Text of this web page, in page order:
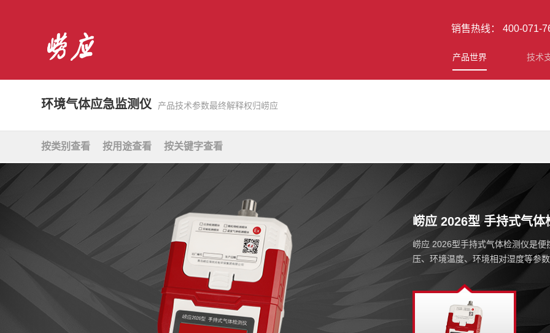
销售热线： 400-
产品世界 技术
环境气体应急监测仪 产品技术参数最终解释权归崂应
按类别查看 按用途查看 按关键字查看
崂应 2026型 手持式气体
崂应 2026型手持式气体检测仪是
压、环境温度、环境相对湿度等参